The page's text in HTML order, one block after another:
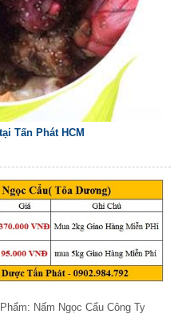
Tấn Phát HCM
Nấm Ngọc Cẩu Công Ty